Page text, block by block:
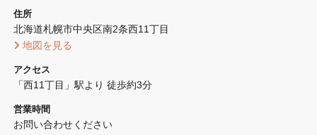
住所
北海道札幌市中央区南2条西11丁目
地図を見る
アクセス
「西11丁目」駅より 徒歩約3分
営業時間
お問い合わせください